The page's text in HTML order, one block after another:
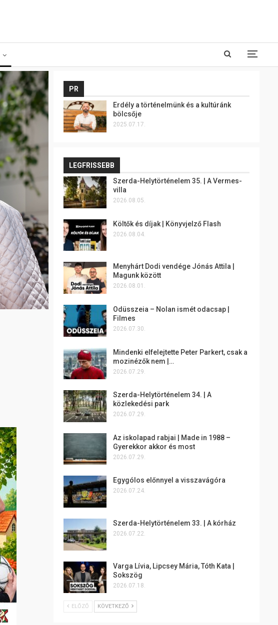
PR
Erdély a történelmünk és a kultúránk
bölcsője
2025.07.17.
LEGFRISSEBB
Szerda-Helytörténelem 35. | A Vermes-
villa
2026.08.05.
Költők és díjak | Könyvjelző Flash
2026.08.04.
Menyhárt Dodi vendége Jónás Attila |
Magunk között
2026.08.01.
Odüsszeia – Nolan ismét odacsap |
Filmes
2026.07.30.
Mindenki elfelejtette Peter Parkert, csak a
mozinézők nem |…
2026.07.29.
Szerda-Helytörténelem 34. | A
közlekedési park
2026.07.29.
Az iskolapad rabjai | Made in 1988 –
Gyerekkor akkor és most
2026.07.29.
Egygólos előnnyel a visszavágóra
2026.07.24.
Szerda-Helytörténelem 33. | A kórház
2026.07.22.
Varga Lívia, Lipcsey Mária, Tóth Kata |
Sokszög
2026.07.18.
ELŐZŐ KÖVETKEZŐ